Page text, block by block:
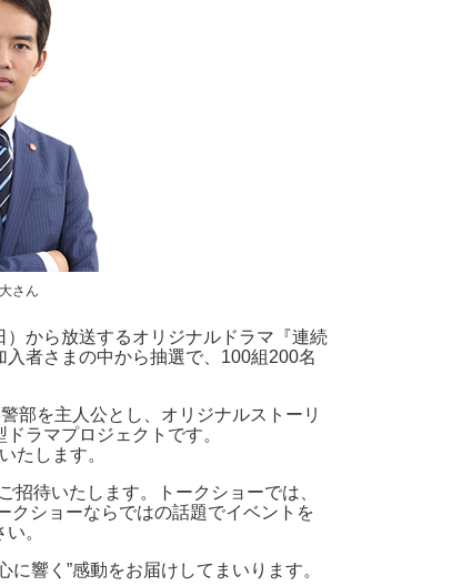
さん
から放送するオリジナルドラマ『連続
者さまの中から抽選で、100組200名
部を主人公とし、オリジナルストーリ
ラマプロジェクトです。
たします。
待いたします。トークショーでは、
クショーならではの話題でイベントを
。
響く”感動をお届けしてまいります。